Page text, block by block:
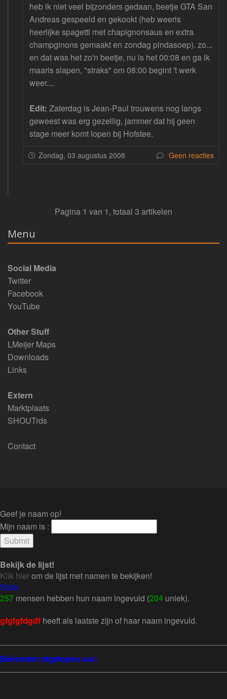
heb ik niet veel bijzonders gedaan, beetje GTA San
Andreas gespeeld en gekookt (heb weeris
heerlijke spagetti met chapignonsaus en extra
champginons gemaakt en zondag pindasoep). zo...
en dat was het zo'n beetje, nu is het 00:08 en ga ik
maaris slapen, "straks" om 08:00 begint 't werk
weer....
Edit: Zaterdag is Jean-Paul trouwens nog langs
geweest was erg gezellig, jammer dat hij geen
stage meer komt lopen bij Hofstee.
Zondag, 03 augustus 2008 Geen reacties
Pagina 1 van 1, totaal 3 artikelen
Menu
Social Media
Twitter
Facebook
YouTube
Other Stuff
LMeijer Maps
Downloads
Links
Extern
Marktplaats
SHOUTrds
Contact
Geef je naam op!
Mijn naam is :
Bekijk de lijst!
Klik hierom de lijst met namen te bekijken!
Stats:
257 mensen hebben hun naam ingevuld (204 uniek).
gfgfgfdgdf heeft als laatste zijn of haar naam ingevuld.
Bekenden afgelopen uur: